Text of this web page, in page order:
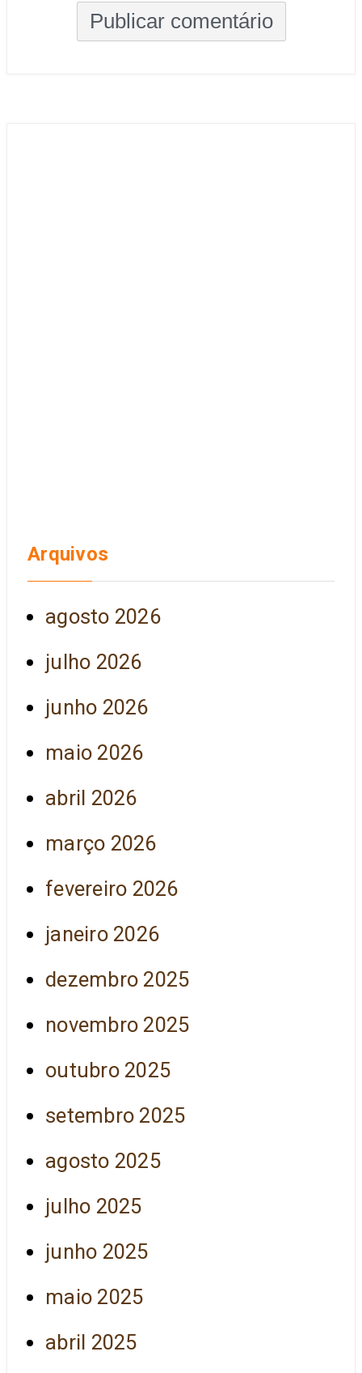
Arquivos
agosto 2026
julho 2026
junho 2026
maio 2026
abril 2026
março 2026
fevereiro 2026
janeiro 2026
dezembro 2025
novembro 2025
outubro 2025
setembro 2025
agosto 2025
julho 2025
junho 2025
maio 2025
abril 2025